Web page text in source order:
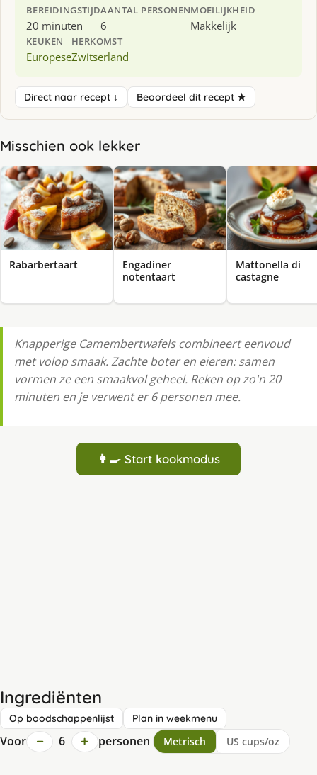
BEREIDINGSTIJD
20 minuten
AANTAL PERSONEN
6
MOEILIJKHEID
Makkelijk
KEUKEN
Europese
HERKOMST
Zwitserland
Direct naar recept ↓ Beoordeel dit recept ★
Misschien ook lekker
Rabarbertaart
Engadiner
notentaart
Mattonella di
castagne
Knapperige Camembertwafels combineert eenvoud
met volop smaak. Zachte boter en eieren: samen
vormen ze een smaakvol geheel. Reken op zo'n 20
minuten en je verwent er 6 personen mee.
👩‍🍳 Start kookmodus
Ingrediënten
Op boodschappenlijst Plan in weekmenu
Voor − 6 + personen Metrisch US cups/oz